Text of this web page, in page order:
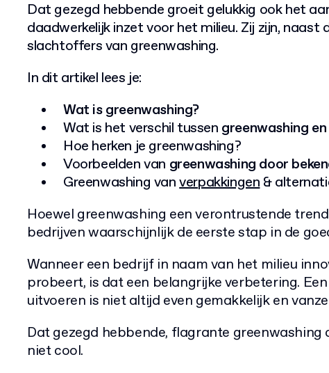
Dat gezegd hebbende groeit gelukkig ook het
daadwerkelijk inzet voor het milieu. Zij zijn, naast
slachtoffers van greenwashing.
In dit artikel lees je:
Wat is greenwashing?
Wat is het verschil tussen greenwashing
Hoe herken je greenwashing?
Voorbeelden van greenwashing door
Greenwashing vanverpakkingen&
Hoewel greenwashing een verontrustende
bedrijven waarschijnlijk de eerste stap in de
Wanneer een bedrijf in naam van het milieu
probeert, is dat een belangrijke verbetering.
uitvoeren is niet altijd even gemakkelijk en
Dat gezegd hebbende, flagrante greenwashing
niet cool.